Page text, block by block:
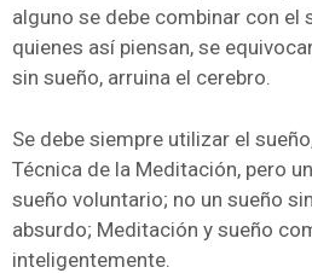
alguno se debe combinar con el
quienes así piensan, se
sin sueño, arruina el cerebro.
Se debe siempre utilizar el
Técnica de la Meditación, pero
sueño voluntario; no un sueño
absurdo; Meditación y sueño
inteligentemente.